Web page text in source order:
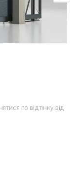
по відтінку від